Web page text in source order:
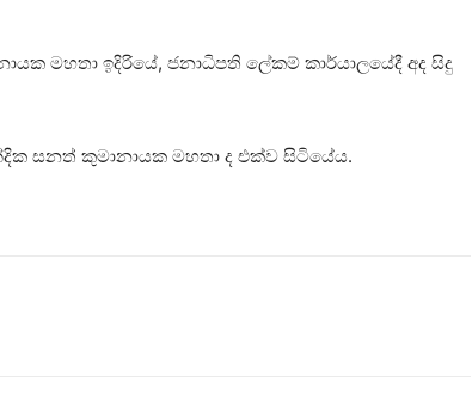
මහතා ඉදිරියේ, ජනාධිපති ලේකම් කාර්යාලයේදී අද සිදු
සනත් කුමානායක මහතා ද එක්ව සිටියේය.